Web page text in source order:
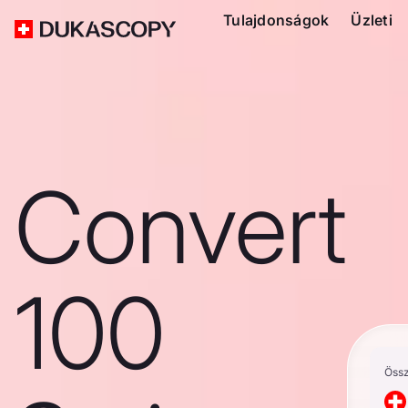
Tulajdonságok Üzleti
Convert
100